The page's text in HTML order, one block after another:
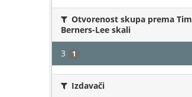
Otvorenost skupa prema Tim
Berners-Lee skali
3 1
Izdavači